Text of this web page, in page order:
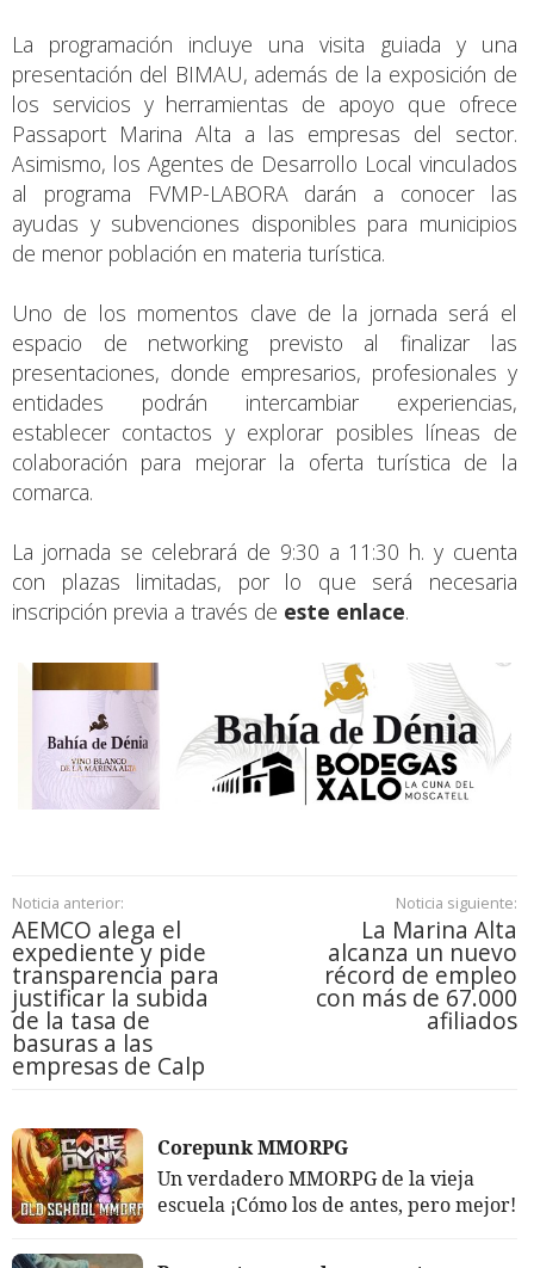
La programación incluye una visita guiada y una
presentación del BIMAU, además de la exposición de
los servicios y herramientas de apoyo que ofrece
Passaport Marina Alta a las empresas del sector.
Asimismo, los Agentes de Desarrollo Local vinculados
al programa FVMP-LABORA darán a conocer las
ayudas y subvenciones disponibles para municipios
de menor población en materia turística.
Uno de los momentos clave de la jornada será el
espacio de networking previsto al finalizar las
presentaciones, donde empresarios, profesionales y
entidades podrán intercambiar experiencias,
establecer contactos y explorar posibles líneas de
colaboración para mejorar la oferta turística de la
comarca.
La jornada se celebrará de 9:30 a 11:30 h. y cuenta
con plazas limitadas, por lo que será necesaria
inscripción previa a través de este enlace.
Noticia anterior:
AEMCO alega el
expediente y pide
transparencia para
justificar la subida
de la tasa de
basuras a las
empresas de Calp
Noticia siguiente:
La Marina Alta
alcanza un nuevo
récord de empleo
con más de 67.000
afiliados
Corepunk MMORPG
Un verdadero MMORPG de la vieja
escuela ¡Cómo los de antes, pero mejor!